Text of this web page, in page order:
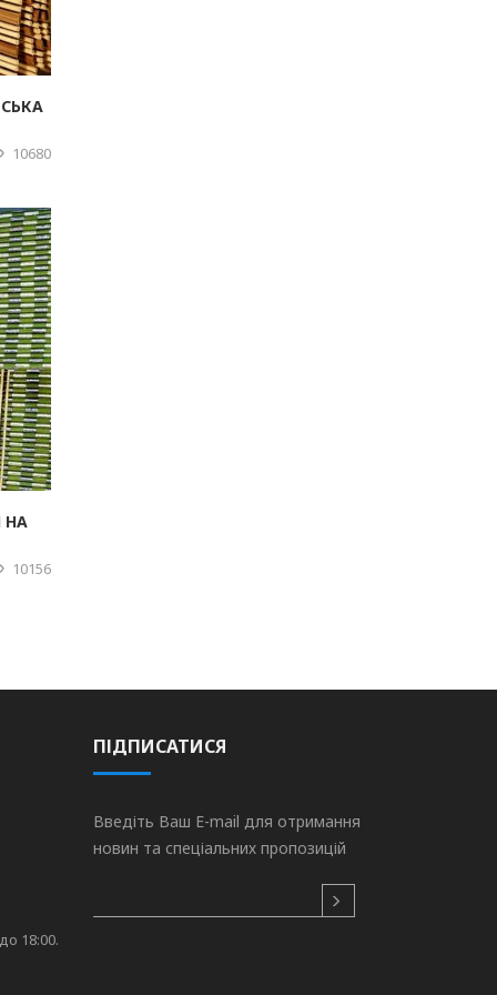
10680
НА
10156
18:00.
ПІДПИСАТИСЯ
Введіть Ваш E-mail для отримання
новин та спеціальних пропозицій